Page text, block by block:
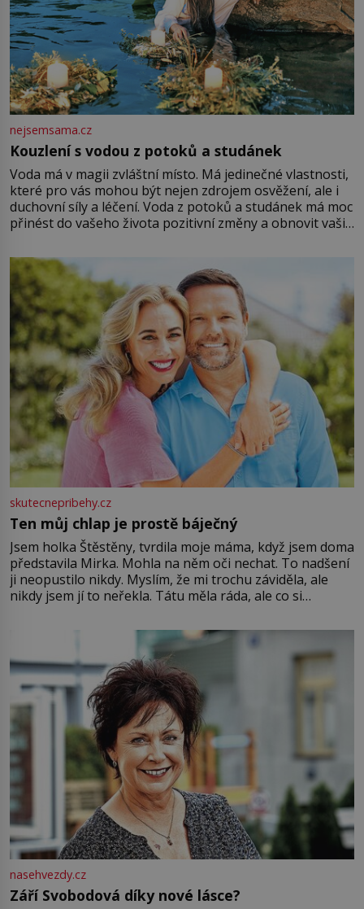
nejsemsama.cz
Kouzlení s vodou z potoků a studánek
Voda má v magii zvláštní místo. Má jedinečné vlastnosti,
které pro vás mohou být nejen zdrojem osvěžení, ale i
duchovní síly a léčení. Voda z potoků a studánek má moc
přinést do vašeho života pozitivní změny a obnovit vaši
můžete obohatit své rituály a přinést do svého života
větší harmonii a klid. Je důležité
skutecnepribehy.cz
Ten můj chlap je prostě báječný
Jsem holka Štěstěny, tvrdila moje máma, když jsem doma
představila Mirka. Mohla na něm oči nechat. To nadšení
ji neopustilo nikdy. Myslím, že mi trochu záviděla, ale
nikdy jsem jí to neřekla. Tátu měla ráda, ale co si
Jsme spolu moc rádi Tehdy byla jiná doba, když
nasehvezdy.cz
Září Svobodová díky nové lásce?